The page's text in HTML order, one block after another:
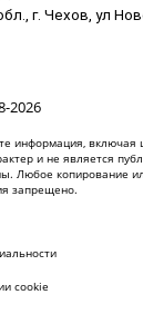
г. Чехов, ул
2026
информация, включая
и не является
Любое копирование
запрещено.
cookie